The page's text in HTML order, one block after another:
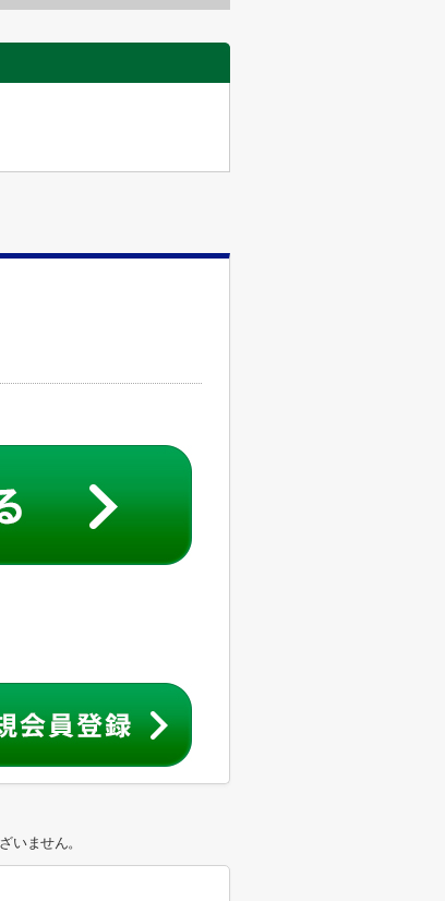
いません。